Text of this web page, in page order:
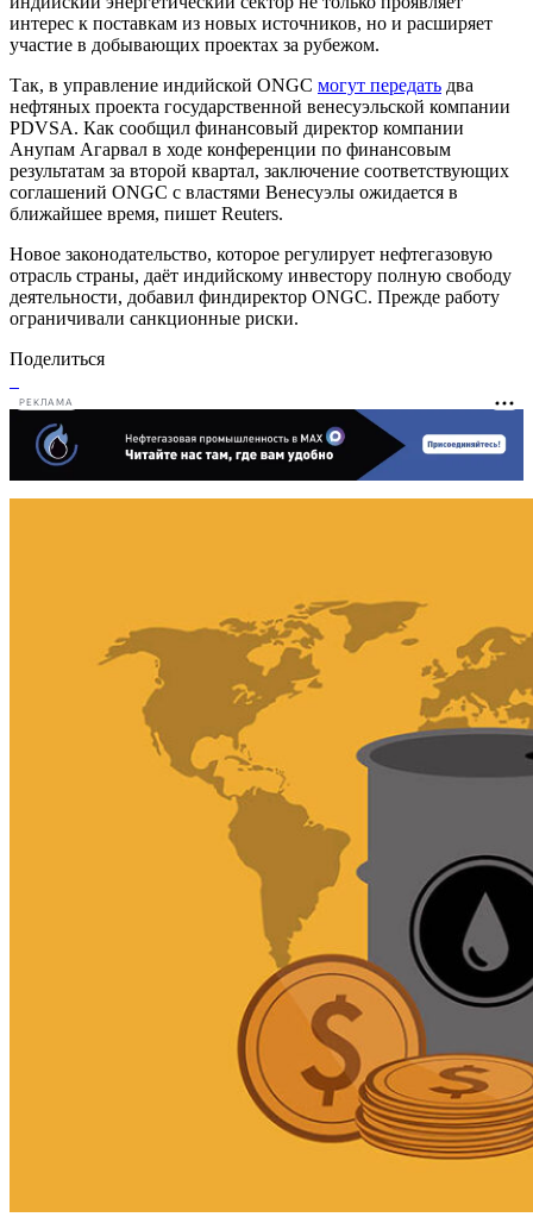
интерес к поставкам из новых источников, но и расширяет
участие в добывающих проектах за рубежом.
Так, в управление индийской ONGC могут передать два
нефтяных проекта государственной венесуэльской компании
PDVSA. Как сообщил финансовый директор компании
Анупам Агарвал в ходе конференции по финансовым
результатам за второй квартал, заключение соответствующих
соглашений ONGC с властями Венесуэлы ожидается в
ближайшее время, пишет Reuters.
Новое законодательство, которое регулирует нефтегазовую
отрасль страны, даёт индийскому инвестору полную свободу
деятельности, добавил финдиректор ONGC. Прежде работу
ограничивали санкционные риски.
Поделиться
РЕКЛАМА